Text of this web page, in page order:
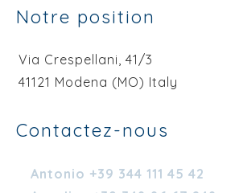
Notre position
Via Crespellani, 41/3
41121 Modena (MO) Italy
Contactez-nous
Antonio +39 344 111 45 42